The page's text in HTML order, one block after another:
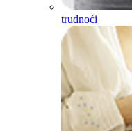
trudnoći